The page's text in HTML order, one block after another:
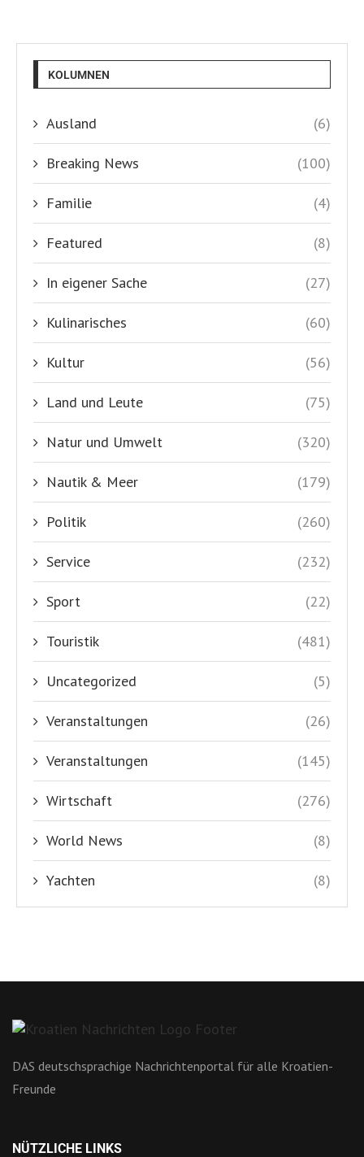
KOLUMNEN
Ausland (6)
Breaking News (100)
Familie (4)
Featured (8)
In eigener Sache (27)
Kulinarisches (60)
Kultur (56)
Land und Leute (75)
Natur und Umwelt (320)
Nautik & Meer (179)
Politik (260)
Service (232)
Sport (22)
Touristik (481)
Uncategorized (5)
Veranstaltungen (26)
Veranstaltungen (145)
Wirtschaft (276)
World News (8)
Yachten (8)
DAS deutschsprachige Nachrichtenportal für alle Kroatien-
Freunde
NÜTZLICHE LINKS